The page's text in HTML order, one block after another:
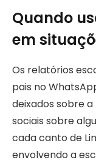
Quando
em
Os relatórios
pais no
deixados sobre
sociais sobre
cada canto de
envolvendo a